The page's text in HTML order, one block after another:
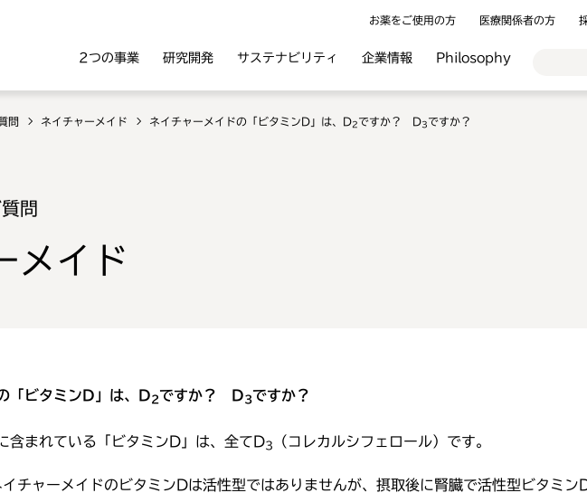
お薬をご使用の方 医療関係者の方
2つの事業 研究開発 サステナビリティ 企業情報 Philosophy
問 ネイチャーメイド ネイチャーメイドの「ビタミンD」は、D2 ですか？ D3 ですか？
問
メイド
「ビタミンD」は、D2ですか？ D3ですか？
含まれている「ビタミンD」は、全てD3 （コレカルシフェロール）です。
チャーメイドのビタミンDは活性型ではありませんが、摂取後に腎臓で活性型ビタミン